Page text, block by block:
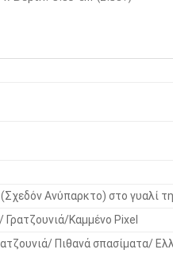
Ανύπαρκτο) στο γυαλί
Γρατζουνιά/Καμμένο Pixel
Πιθανά σπασίματα/